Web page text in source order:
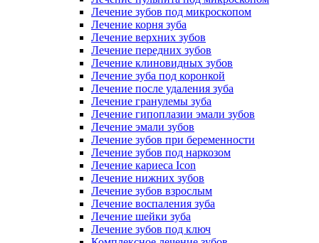
Лечение зубов под микроскопом
Лечение корня зуба
Лечение верхних зубов
Лечение передних зубов
Лечение клиновидных зубов
Лечение зуба под коронкой
Лечение после удаления зуба
Лечение гранулемы зуба
Лечение гипоплазии эмали зубов
Лечение эмали зубов
Лечение зубов при беременности
Лечение зубов под наркозом
Лечение кариеса Icon
Лечение нижних зубов
Лечение зубов взрослым
Лечение воспаления зуба
Лечение шейки зуба
Лечение зубов под ключ